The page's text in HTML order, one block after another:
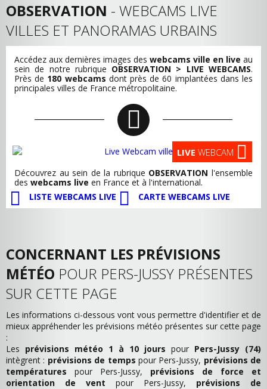
OBSERVATION - WEBCAMS LIVE
VILLES ET PANORAMAS URBAINS
Accédez aux dernières images des webcams ville en live au
sein de notre rubrique OBSERVATION > LIVE WEBCAMS.
Près de 180 webcams dont près de 60 implantées dans les
principales villes de France métropolitaine.
LIVE WEBCAM
Découvrez au sein de la rubrique OBSERVATION l'ensemble
des webcams live en France et à l'international.
LISTE WEBCAMS LIVE
CARTE WEBCAMS LIVE
CONCERNANT LES PRÉVISIONS
MÉTÉO POUR PERS-JUSSY PRÉSENTES
SUR CETTE PAGE
Les informations ci-dessous vont vous permettre d'identifier et de
mieux appréhender les prévisions météo présentes sur cette page
:
Les prévisions météo 1 à 10 jours pour Pers-Jussy (74)
intègrent : prévisions de temps pour Pers-Jussy, prévisions de
températures pour Pers-Jussy, prévisions de force et
orientation de vent pour Pers-Jussy, prévisions de